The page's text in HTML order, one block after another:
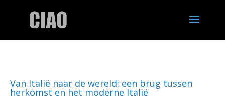
Van Italië naar de wereld: een brug tussen
herkomst en het moderne Italië